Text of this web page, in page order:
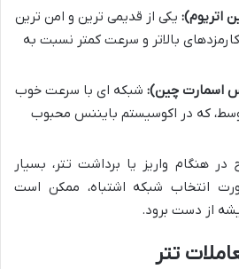
یکی از قدیمی ترین و امن ترین
بالاتر و سرعت کمتر نسبت به
شبکه ای با سرعت خوب
که در اکوسیستم بایننس محبوب
هنگام واریز یا برداشت تتر، بسیار
انتخاب شبکه اشتباه، ممکن است
از دست برود.
تتر